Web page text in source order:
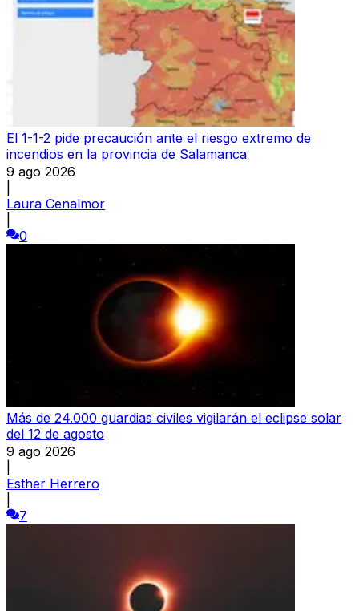
El 1-1-2 pide precaución ante el riesgo extremo de
incendios en la provincia de Salamanca
9 ago 2026
Laura Cenalmor
0
Más de 24.000 guardias civiles vigilarán el eclipse solar
del 12 de agosto
9 ago 2026
Esther Herrero
7